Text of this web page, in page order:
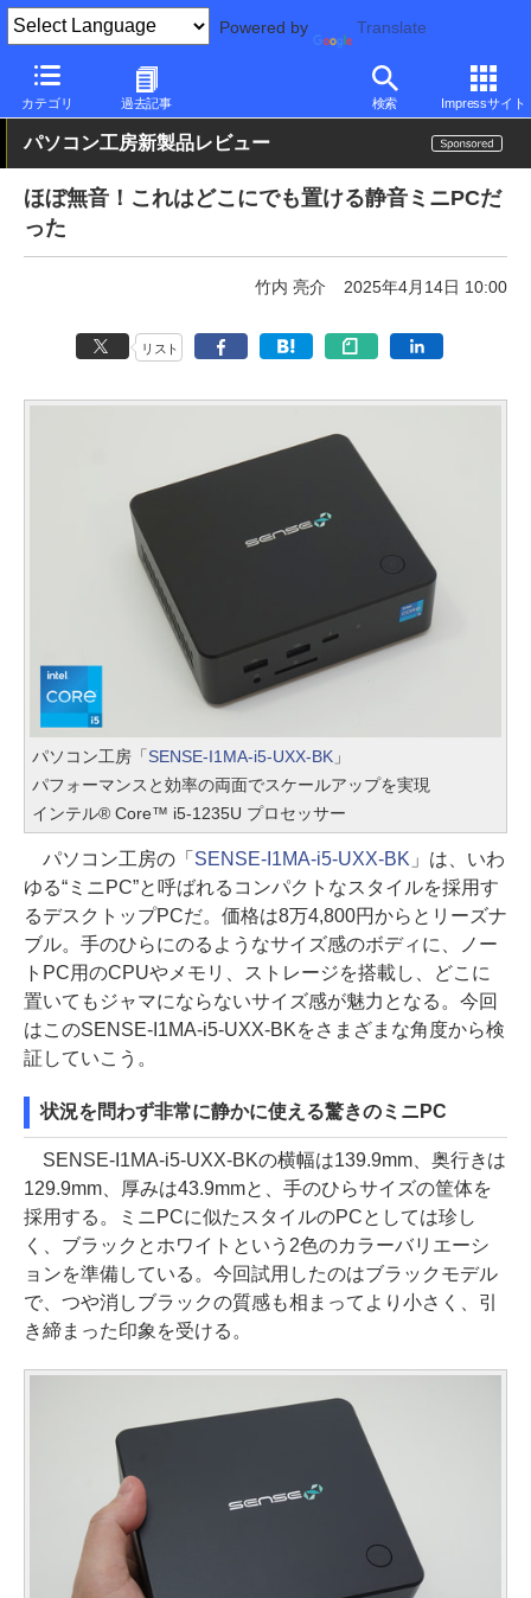
Powered by Translate
カテゴリ 過去記事 検索 Impressサイト
PC Watch パソコン/タブレット/スマートフォン NUC/小型パソコ
パソコン工房新製品レビュー
ほぼ無音！これはどこにでも置ける静音ミニPCだ
った
竹内 亮介 2025年4月14日 10:00
リスト
パソコン工房「SENSE-I1MA-i5-UXX-BK」
パフォーマンスと効率の両面でスケールアップを実現
インテル® Core™ i5-1235U プロセッサー
パソコン工房の「 SENSE-I1MA-i5-UXX-BK 」は、いわ
ゆる“ミニPC”と呼ばれるコンパクトなスタイルを採用す
るデスクトップPCだ。価格は8万4,800円からとリーズナ
ブル。手のひらにのるようなサイズ感のボディに、ノー
トPC用のCPUやメモリ、ストレージを搭載し、どこに
置いてもジャマにならないサイズ感が魅力となる。今回
はこのSENSE-I1MA-i5-UXX-BKをさまざまな角度から検
証していこう。
状況を問わず非常に静かに使える驚きのミニPC
SENSE-I1MA-i5-UXX-BKの横幅は139.9mm、奥行きは
129.9mm、厚みは43.9mmと、手のひらサイズの筐体を
採用する。ミニPCに似たスタイルのPCとしては珍し
く、ブラックとホワイトという2色のカラーバリエーシ
ョンを準備している。今回試用したのはブラックモデル
で、つや消しブラックの質感も相まってより小さく、引
き締まった印象を受ける。